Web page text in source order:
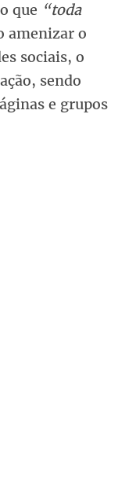
que “toda
amenizar o
sociais, o
sendo
e grupos